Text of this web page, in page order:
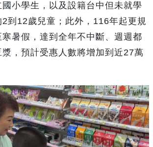
小學生，以及設籍台中但未就學
2到 12歲兒童；此外， 116年起更規
暑假，達到全年不中斷、週週都
，預計受惠人數將增加到近27萬